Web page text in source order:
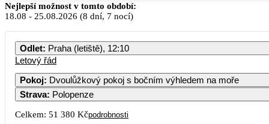
Nejlepší možnost v tomto období:
18.08 - 25.08.2026 (8 dní, 7 nocí)
Odlet: Praha (letiště), 12:10
Letový řád
Pokoj: Dvoulůžkový pokoj s bočním výhledem na moře
Strava: Polopenze
Celkem: 51 380 Kčpodrobnosti